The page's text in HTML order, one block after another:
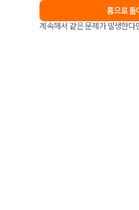
홈으로 돌
계속해서 같은 문제가 발생한다